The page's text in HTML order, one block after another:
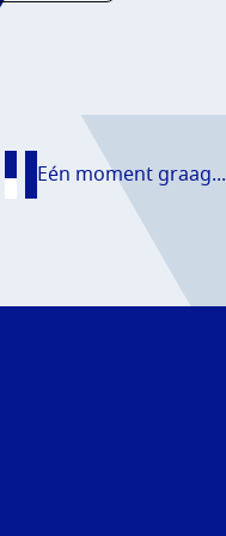
Eén moment graag...